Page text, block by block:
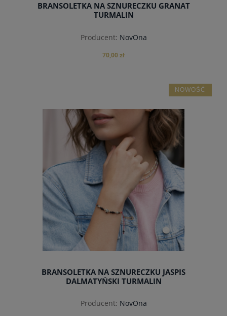
BRANSOLETKA NA SZNURECZKU GRANAT
TURMALIN
Producent: NovOna
70,00 zł
do koszyka
BRANSOLETKA NA SZNURECZKU JASPIS
DALMATYŃSKI TURMALIN
Producent: NovOna
NOWOŚĆ